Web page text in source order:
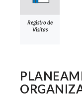
Registro de
Visitas